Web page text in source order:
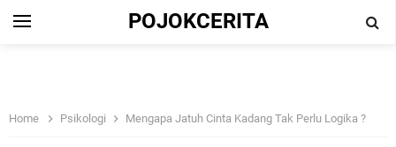
POJOKCERITA
Home Psikologi Mengapa Jatuh Cinta Kadang Tak Perlu Logika ?